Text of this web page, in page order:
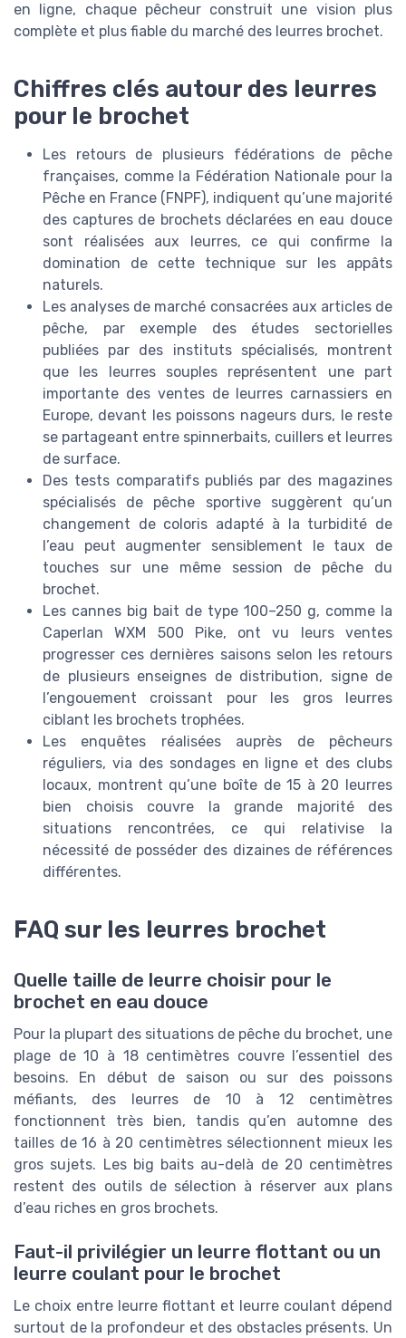
en ligne, chaque pêcheur construit une vision plus
complète et plus fiable du marché des leurres brochet.
Chiffres clés autour des leurres
pour le brochet
Les retours de plusieurs fédérations de pêche
françaises, comme la Fédération Nationale pour la
Pêche en France (FNPF), indiquent qu’une majorité
des captures de brochets déclarées en eau douce
sont réalisées aux leurres, ce qui confirme la
domination de cette technique sur les appâts
naturels.
Les analyses de marché consacrées aux articles de
pêche, par exemple des études sectorielles
publiées par des instituts spécialisés, montrent
que les leurres souples représentent une part
importante des ventes de leurres carnassiers en
Europe, devant les poissons nageurs durs, le reste
se partageant entre spinnerbaits, cuillers et leurres
de surface.
Des tests comparatifs publiés par des magazines
spécialisés de pêche sportive suggèrent qu’un
changement de coloris adapté à la turbidité de
l’eau peut augmenter sensiblement le taux de
touches sur une même session de pêche du
brochet.
Les cannes big bait de type 100–250 g, comme la
Caperlan WXM 500 Pike, ont vu leurs ventes
progresser ces dernières saisons selon les retours
de plusieurs enseignes de distribution, signe de
l’engouement croissant pour les gros leurres
ciblant les brochets trophées.
Les enquêtes réalisées auprès de pêcheurs
réguliers, via des sondages en ligne et des clubs
locaux, montrent qu’une boîte de 15 à 20 leurres
bien choisis couvre la grande majorité des
situations rencontrées, ce qui relativise la
nécessité de posséder des dizaines de références
différentes.
FAQ sur les leurres brochet
Quelle taille de leurre choisir pour le
brochet en eau douce
Pour la plupart des situations de pêche du brochet, une
plage de 10 à 18 centimètres couvre l’essentiel des
besoins. En début de saison ou sur des poissons
méfiants, des leurres de 10 à 12 centimètres
fonctionnent très bien, tandis qu’en automne des
tailles de 16 à 20 centimètres sélectionnent mieux les
gros sujets. Les big baits au-delà de 20 centimètres
restent des outils de sélection à réserver aux plans
d’eau riches en gros brochets.
Faut-il privilégier un leurre flottant ou un
leurre coulant pour le brochet
Le choix entre leurre flottant et leurre coulant dépend
surtout de la profondeur et des obstacles présents. Un